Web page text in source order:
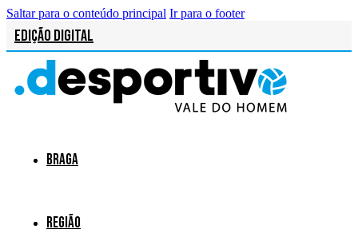
Saltar para o conteúdo principal Ir para o footer
Edição Digital
Braga
Região